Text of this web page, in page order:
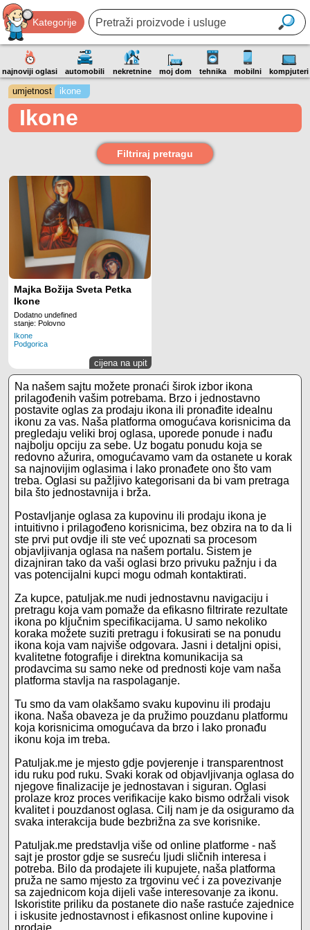
Kategorije
najnoviji oglasi automobili nekretnine moj dom tehnika mobilni kompjuteri
umjetnost ikone
Ikone
Filtriraj pretragu
Majka Božija Sveta Petka
Ikone
Dodatno undefined
stanje: Polovno
Ikone
Podgorica
cijena na upit
Na našem sajtu možete pronaći širok izbor ikona
prilagođenih vašim potrebama. Brzo i jednostavno
postavite oglas za prodaju ikona ili pronađite idealnu
ikonu za vas. Naša platforma omogućava korisnicima da
pregledaju veliki broj oglasa, uporede ponude i nađu
najbolju opciju za sebe. Uz bogatu ponudu koja se
redovno ažurira, omogućavamo vam da ostanete u korak
sa najnovijim oglasima i lako pronađete ono što vam
treba. Oglasi su pažljivo kategorisani da bi vam pretraga
bila što jednostavnija i brža.
Postavljanje oglasa za kupovinu ili prodaju ikona je
intuitivno i prilagođeno korisnicima, bez obzira na to da li
ste prvi put ovdje ili ste već upoznati sa procesom
objavljivanja oglasa na našem portalu. Sistem je
dizajniran tako da vaši oglasi brzo privuku pažnju i da
vas potencijalni kupci mogu odmah kontaktirati.
Za kupce, patuljak.me nudi jednostavnu navigaciju i
pretragu koja vam pomaže da efikasno filtrirate rezultate
ikona po ključnim specifikacijama. U samo nekoliko
koraka možete suziti pretragu i fokusirati se na ponudu
ikona koja vam najviše odgovara. Jasni i detaljni opisi,
kvalitetne fotografije i direktna komunikacija sa
prodavcima su samo neke od prednosti koje vam naša
platforma stavlja na raspolaganje.
Tu smo da vam olakšamo svaku kupovinu ili prodaju
ikona. Naša obaveza je da pružimo pouzdanu platformu
koja korisnicima omogućava da brzo i lako pronađu
ikonu koja im treba.
Patuljak.me je mjesto gdje povjerenje i transparentnost
idu ruku pod ruku. Svaki korak od objavljivanja oglasa do
njegove finalizacije je jednostavan i siguran. Oglasi
prolaze kroz proces verifikacije kako bismo održali visok
kvalitet i pouzdanost oglasa. Cilj nam je da osiguramo da
svaka interakcija bude bezbrižna za sve korisnike.
Patuljak.me predstavlja više od online platforme - naš
sajt je prostor gdje se susreću ljudi sličnih interesa i
potreba. Bilo da prodajete ili kupujete, naša platforma
pruža ne samo mjesto za trgovinu već i za povezivanje
sa zajednicom koja dijeli vaše interesovanje za ikonu.
Iskoristite priliku da postanete dio naše rastuće zajednice
i iskusite jednostavnost i efikasnost online kupovine i
prodaje.